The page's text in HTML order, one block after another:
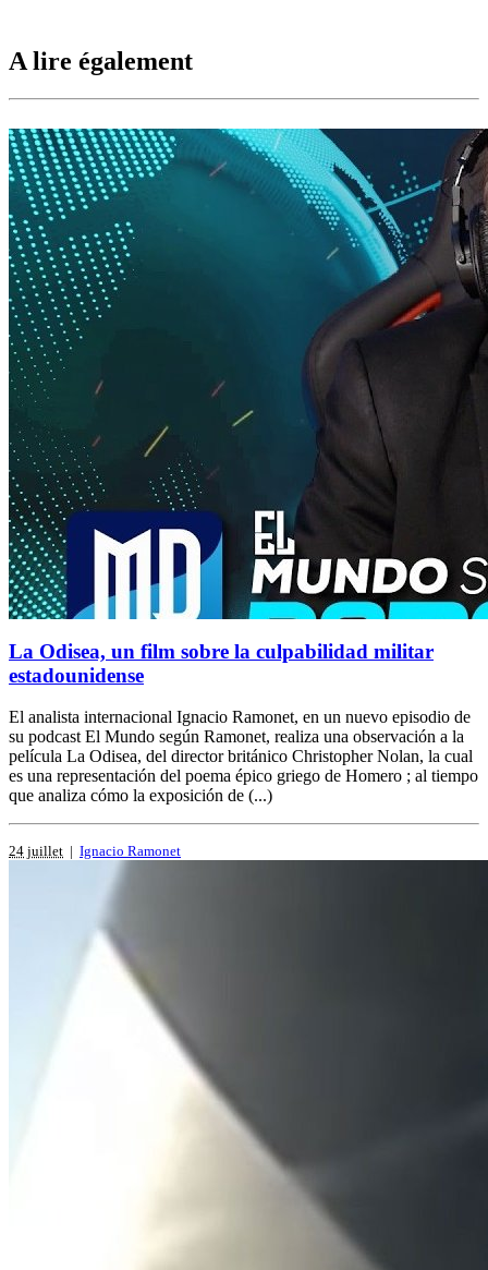
A lire également
La Odisea, un film sobre la culpabilidad militar
estadounidense
El analista internacional Ignacio Ramonet, en un nuevo episodio de
su podcast El Mundo según Ramonet, realiza una observación a la
película La Odisea, del director británico Christopher Nolan, la cual
es una representación del poema épico griego de Homero ; al tiempo
que analiza cómo la exposición de (...)
24 juillet | Ignacio Ramonet